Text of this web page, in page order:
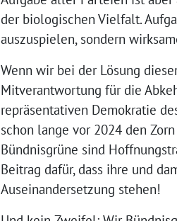
der biologischen Vielfalt.
auszuspielen, sondern
Wenn wir bei der Lösung
Mitverantwortung für die
repräsentativen Demokratie
schon lange vor 2024 den
Bündnisgrüne sind
Beitrag dafür, dass ihre und
Auseinandersetzung stehen!